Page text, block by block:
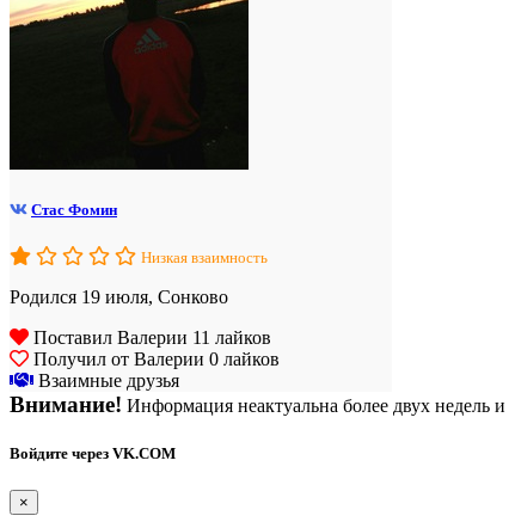
Стас Фомин
Низкая взаимность
Родился 19 июля, Сонково
Поставил Валерии 11 лайков
Получил от Валерии 0 лайков
Взаимные друзья
Внимание! Информация неактуальна более двух недель
Войдите через VK.COM
×